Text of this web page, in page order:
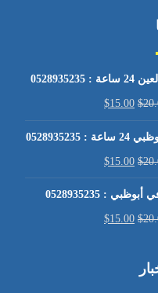
$
$15.00
$
$15.00
: 0528935235
$
$15.00